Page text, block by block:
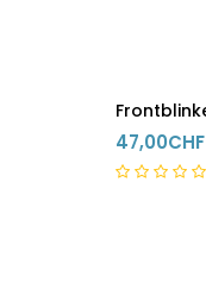
47,00CHF